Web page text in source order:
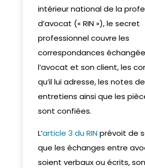
intérieur national de la
d’avocat (« RIN »), le secret
professionnel couvre les
correspondances
l’avocat et son client, les
qu’il lui adresse, les notes
entretiens ainsi que les
sont confiées.
L’article 3 du RINprévoit de
que les échanges entre
soient verbaux ou écrits,